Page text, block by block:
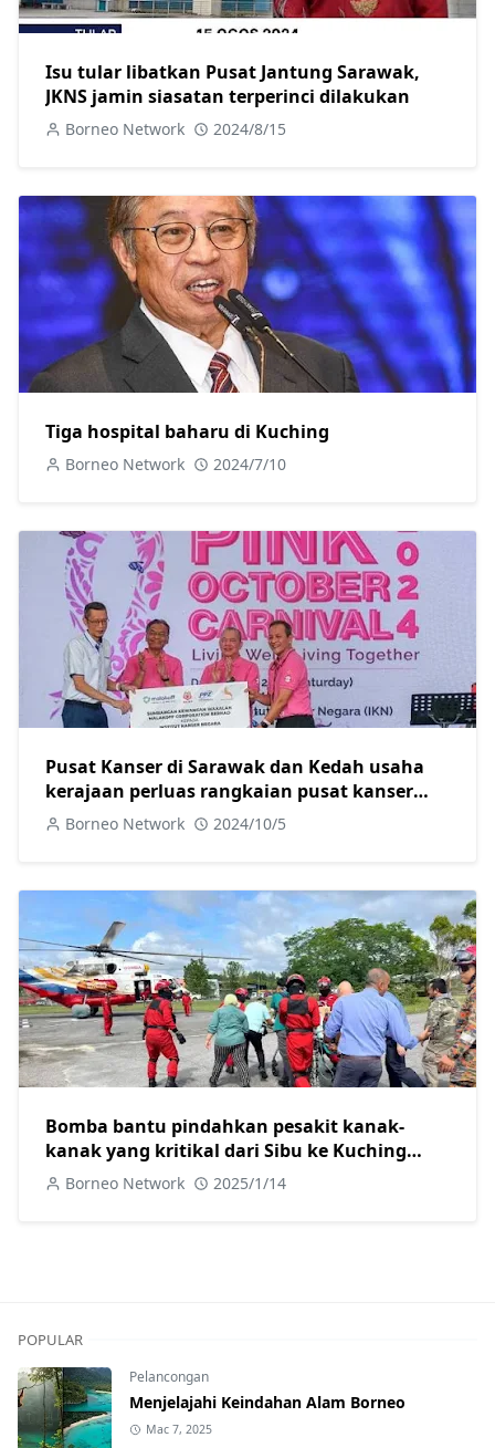
Isu tular libatkan Pusat Jantung Sarawak,
JKNS jamin siasatan terperinci dilakukan
Borneo Network 2024/8/15
Tiga hospital baharu di Kuching
Borneo Network 2024/7/10
Pusat Kanser di Sarawak dan Kedah usaha
kerajaan perluas rangkaian pusat kanser
negara-Fadillah
Borneo Network 2024/10/5
Bomba bantu pindahkan pesakit kanak-
kanak yang kritikal dari Sibu ke Kuching
guna helikopter
Borneo Network 2025/1/14
POPULAR
Pelancongan
Menjelajahi Keindahan Alam Borneo
Mac 7, 2025